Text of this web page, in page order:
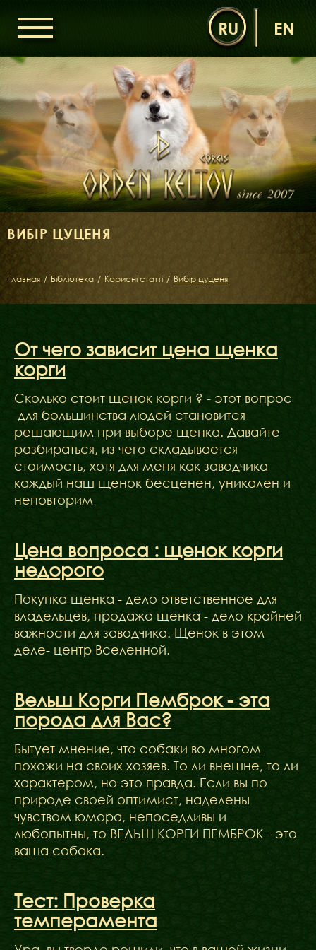
ВИБІР ЦУЦЕНЯ
Главная / Бібліотека / Корисні статті / Вибір цуценя
От чего зависит цена щенка
корги
Сколько стоит щенок корги ? - этот вопрос
для большинства людей становится
решающим при выборе щенка. Давайте
разбираться, из чего складывается
стоимость, хотя для меня как заводчика
каждый наш щенок бесценен, уникален и
неповторим
Цена вопроса : щенок корги
недорого
Покупка щенка - дело ответственное для
владельцев, продажа щенка - дело крайней
важности для заводчика. Щенок в этом
деле- центр Вселенной.
Вельш Корги Пемброк - эта
порода для Вас?
Бытует мнение, что собаки во многом
похожи на своих хозяев. То ли внешне, то ли
характером, но это правда. Если вы по
природе своей оптимист, наделены
чувством юмора, непоседливы и
любопытны, то ВЕЛЬШ КОРГИ ПЕМБРОК - это
ваша собака.
Тест: Проверка
темперамента
RU EN
ОРДЕН КЕЛЬТІВ
НОВИНИ
ДИТЯЧА КІМНАТА
КОНТАКТИ
НАШІ КОРГІ
ДАМИ ОРДЕНУ
КАВАЛЕРИ ОРДЕНУ
ДИТЯЧА КІМНАТА
БІБЛІОТЕКА
МІФИ
БЛОГ
ГАЛЕРЕЇ